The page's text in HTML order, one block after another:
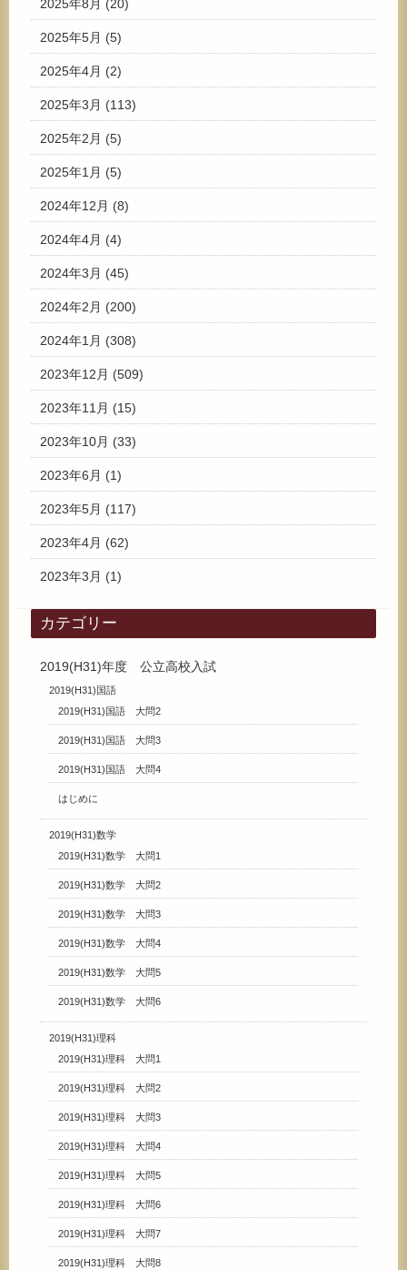
2025年8月 (20)
2025年5月 (5)
2025年4月 (2)
2025年3月 (113)
2025年2月 (5)
2025年1月 (5)
2024年12月 (8)
2024年4月 (4)
2024年3月 (45)
2024年2月 (200)
2024年1月 (308)
2023年12月 (509)
2023年11月 (15)
2023年10月 (33)
2023年6月 (1)
2023年5月 (117)
2023年4月 (62)
2023年3月 (1)
カテゴリー
2019(H31)年度 公立高校入試
2019(H31)国語
2019(H31)国語 大問2
2019(H31)国語 大問3
2019(H31)国語 大問4
はじめに
2019(H31)数学
2019(H31)数学 大問1
2019(H31)数学 大問2
2019(H31)数学 大問3
2019(H31)数学 大問4
2019(H31)数学 大問5
2019(H31)数学 大問6
2019(H31)理科
2019(H31)理科 大問1
2019(H31)理科 大問2
2019(H31)理科 大問3
2019(H31)理科 大問4
2019(H31)理科 大問5
2019(H31)理科 大問6
2019(H31)理科 大問7
2019(H31)理科 大問8